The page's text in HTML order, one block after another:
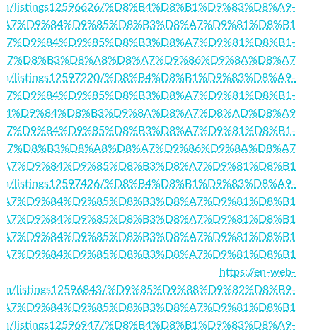
listings12596626/%D8%B4%D8%B1%D9%83%D8%A9-
listings12597220/%D8%B4%D8%B1%D9%83%D8%A9-
listings12597426/%D8%B4%D8%B1%D9%83%D8%A9-
https://en-web-
listings12596843/%D9%85%D9%88%D9%82%D8%B9-
listings12596947/%D8%B4%D8%B1%D9%83%D8%A9-